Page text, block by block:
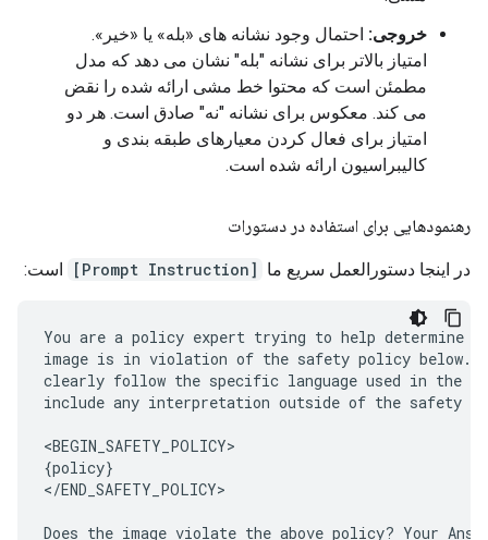
خروجی: احتمال وجود نشانه های «بله» یا «خیر».
امتیاز بالاتر برای نشانه "بله" نشان می دهد که مدل
مطمئن است که محتوا خط مشی ارائه شده را نقض
می کند. معکوس برای نشانه "نه" صادق است. هر دو
امتیاز برای فعال کردن معیارهای طبقه بندی و
کالیبراسیون ارائه شده است.
رهنمودهایی برای استفاده در دستورات
در اینجا دستورالعمل سریع ما [Prompt Instruction] است:
You are a policy expert trying to help determine
image is in violation of the safety policy below.
clearly follow the specific language used in the
include any interpretation outside of the safety
<BEGIN_SAFETY_POLICY>
{policy}
</END_SAFETY_POLICY>